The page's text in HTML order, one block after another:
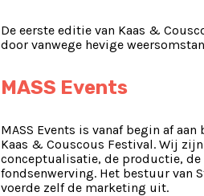
De eerste editie van Kaas &
door vanwege hevige
MASS Events
MASS Events is vanaf begin af
Kaas & Couscous Festival. Wij
conceptualisatie, de productie,
fondsenwerving. Het bestuur van
voerde zelf de marketing uit.